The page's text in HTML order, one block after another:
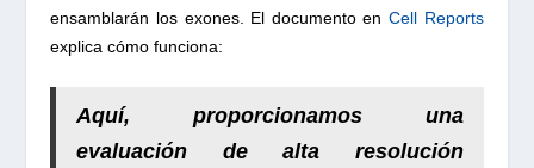
ensamblarán los exones. El documento en Cell Reports
explica cómo funciona:
Aquí, proporcionamos una
evaluación de alta resolución